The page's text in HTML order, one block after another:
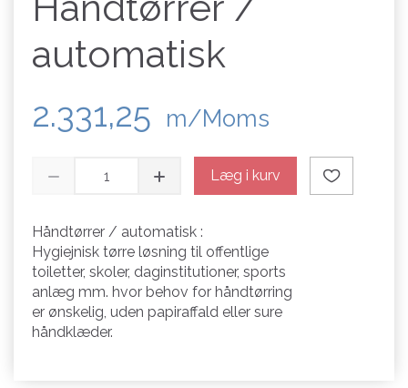
automatisk
2.331,25 m/Moms
Læg i kurv
Håndtørrer / automatisk :
Hygiejnisk tørre løsning til offentlige
toiletter, skoler, daginstitutioner, sports
anlæg mm. hvor behov for håndtørring
er ønskelig, uden papiraffald eller sure
håndklæder.